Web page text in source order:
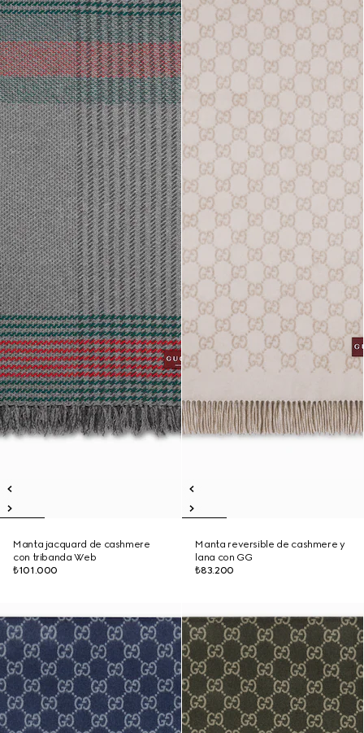
Manta jacquard de cashmere
con tribanda Web
₺101.000
Manta reversible de cashmere y
lana con GG
₺83.200